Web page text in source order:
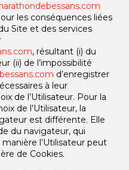
les conséquences liées
Site et des services
, résultant (i) du
(ii) de l’impossibilité
d’enregistrer
à leur
de l’Utilisateur. Pour la
de l’Utilisateur, la
est différente. Elle
du navigateur, qui
l’Utilisateur peut
de Cookies.